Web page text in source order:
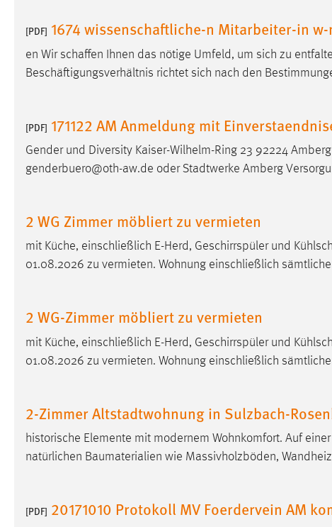
[PDF] 1674 wissenschaftliche-n Mitarbeiter-in w-
en Wir schaffen Ihnen das nötige Umfeld, um sich zu
Beschäftigungsverhältnis richtet sich nach den
[PDF] 171122 AM Anmeldung mit
Gender und Diversity Kaiser-Wilhelm-Ring 23 92224
genderbuero@oth-aw.de oder Stadtwerke Amberg
2 WG Zimmer möbliert zu vermieten
mit Küche, einschließlich E-Herd, Geschirrspüler und
01.08.2026 zu vermieten. Wohnung einschließlich
2 WG-Zimmer möbliert zu vermieten
mit Küche, einschließlich E-Herd, Geschirrspüler und
01.08.2026 zu vermieten. Wohnung einschließlich
2-Zimmer Altstadtwohnung in Sulzbach-
historische Elemente mit modernem Wohnkomfort. Auf
natürlichen Baumaterialien wie Massivholzböden,
[PDF] 20171010 Protokoll MV Foerdervein AM
Name: _pk_ref, _pk_cvar, _pk_id, _pk_ses
Zweck: Zugriffsstatistik
MARKETING
Marketing Cookies werden von Drittanbietern
hinweg verfolgen.
Google Ads
Zweck:
Cookie Laufzeit: 3 Monate
Name:
Anbieter: Facebook
Cookie Laufzeit: 3 Monate